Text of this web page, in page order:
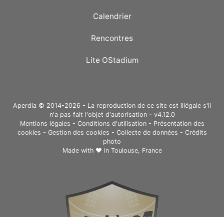
Calendrier
Rencontres
Lite OStadium
Aperdia © 2014-2026 - La reproduction de ce site est illégale s'il
n'a pas fait l'objet d'autorisation - v4.12.0
Mentions légales - Conditions d'utilisation- Présentation des
cookies - Gestion des cookies - Collecte de données - Crédits
photo
Made with ❤ in Toulouse, France